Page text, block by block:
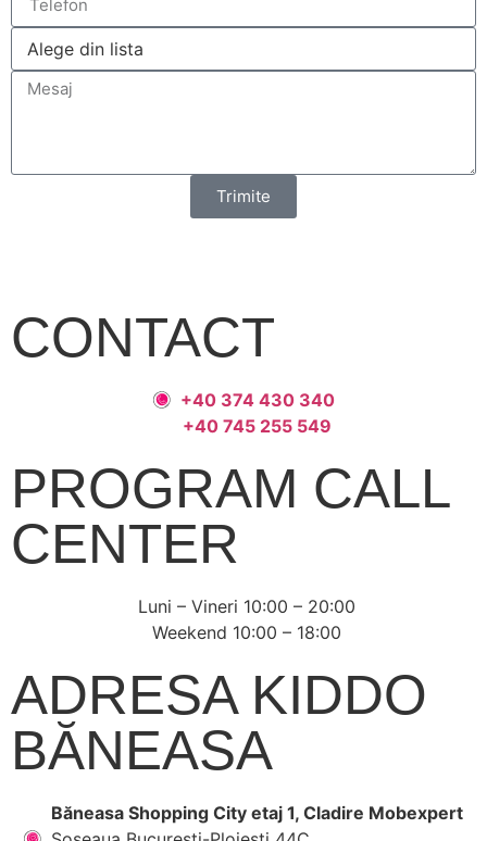
Trimite
CONTACT
+40 374 430 340
+40 745 255 549
PROGRAM CALL
CENTER
Luni – Vineri 10:00 – 20:00
Weekend 10:00 – 18:00
ADRESA KIDDO
BĂNEASA
Băneasa Shopping City etaj 1, Cladire Mobexpert